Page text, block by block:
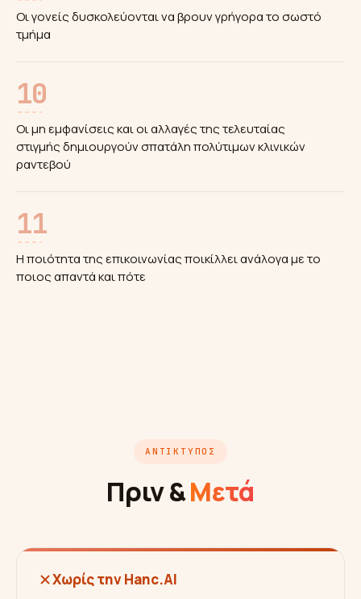
Οι γονείς δυσκολεύονται να βρουν γρήγορα το σωστό
τμήμα
10
Οι μη εμφανίσεις και οι αλλαγές της τελευταίας
στιγμής δημιουργούν σπατάλη πολύτιμων κλινικών
ραντεβού
11
Η ποιότητα της επικοινωνίας ποικίλλει ανάλογα με το
ποιος απαντά και πότε
ΑΝΤΊΚΤΥΠΟΣ
Πριν &Μετά
Χωρίς την Hanc.AI